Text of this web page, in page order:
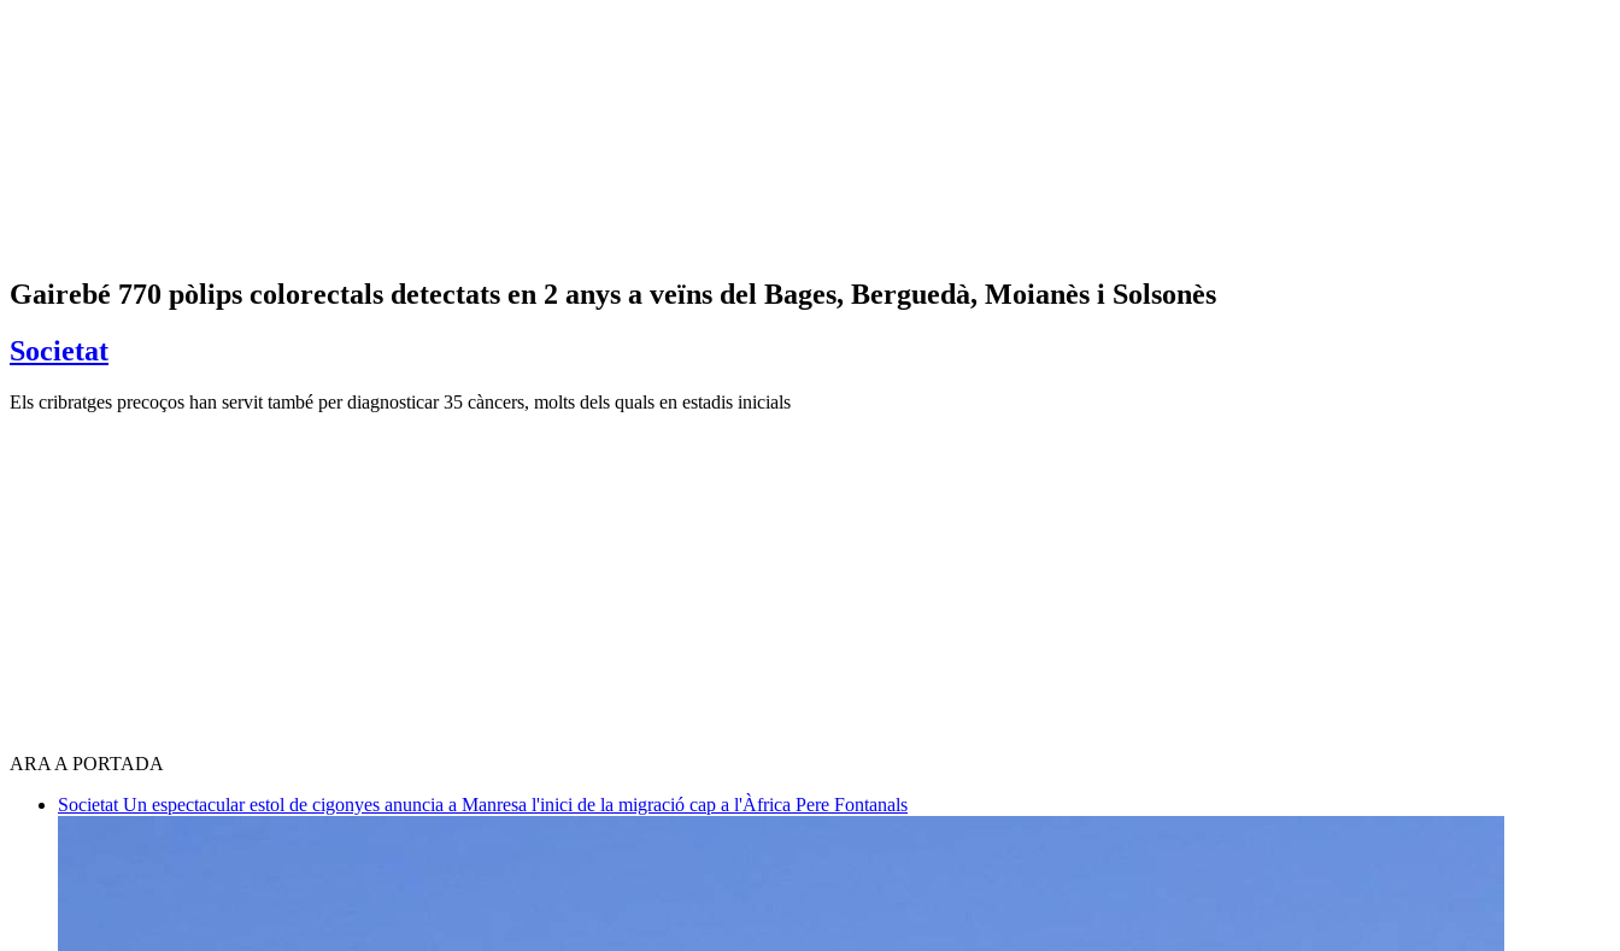
Gairebé 770 pòlips colorectals detectats en 2 anys a veïns del Bages, Berguedà, Moianès i Solsonès
Societat
Els cribratges precoços han servit també per diagnosticar 35 càncers, molts dels quals en estadis inicials
ARA A PORTADA
Societat Un espectacular estol de cigonyes anuncia a Manresa l'inici de la migració cap a l'Àfrica Pere Fontanals